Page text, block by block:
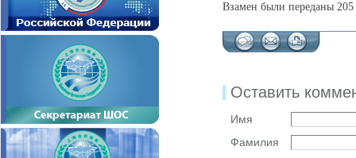
Взамен были переданы
Оставить
Имя
Фамилия